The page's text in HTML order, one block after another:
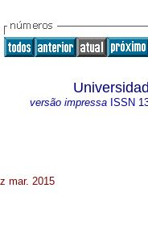
versão impressa ISSN
mar. 2015